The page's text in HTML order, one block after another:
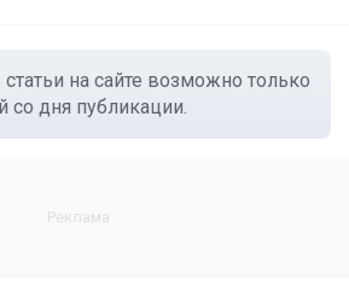
на сайте возможно только
со дня публикации.